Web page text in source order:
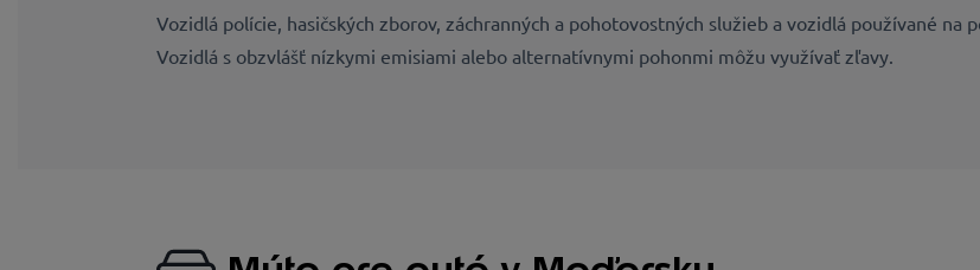
Vozidlá polície, hasičských zborov, záchranných a pohotovostných služieb a vozidlá používané na
Vozidlá s obzvlášť nízkymi emisiami alebo alternatívnymi pohonmi môžu využívať zľavy.